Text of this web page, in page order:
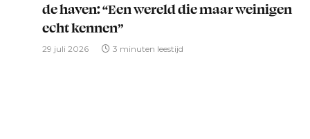
de haven: “Een wereld die maar weinigen
echt kennen”
29 juli 2026 3 minuten leestijd